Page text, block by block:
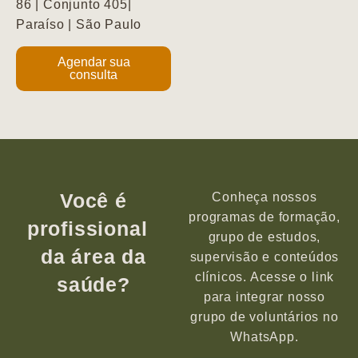
86 | Conjunto 405|
Paraíso | São Paulo
Agendar sua
consulta
Você é
profissional
da área da
saúde?
Conheça nossos
programas de formação,
grupo de estudos,
supervisão e conteúdos
clínicos. Acesse o link
para integrar nosso
grupo de voluntários no
WhatsApp.